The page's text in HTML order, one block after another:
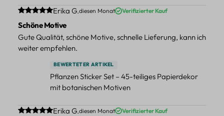
Durchschnittliche Bewertung von 5 von 5 Sternen
Erika G.diesen Monat Verifizierter Kauf
Schöne Motive
Gute Qualität, schöne Motive, schnelle Lieferung, kann ich
weiter empfehlen.
BEWERTETER ARTIKEL
Pflanzen Sticker Set – 45-teiliges Papierdekor
mit botanischen Motiven
Durchschnittliche Bewertung von 5 von 5 Sternen
Erika G.diesen Monat Verifizierter Kauf